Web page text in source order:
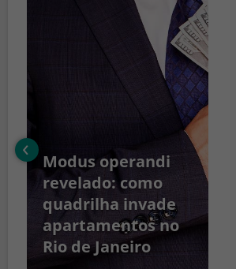
Modus operandi
revelado: como
quadrilha invade
apartamentos no
Rio de Janeiro
‹